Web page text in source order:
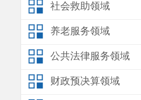
社会救助领域
养老服务领域
公共法律服务领域
财政预决算领域